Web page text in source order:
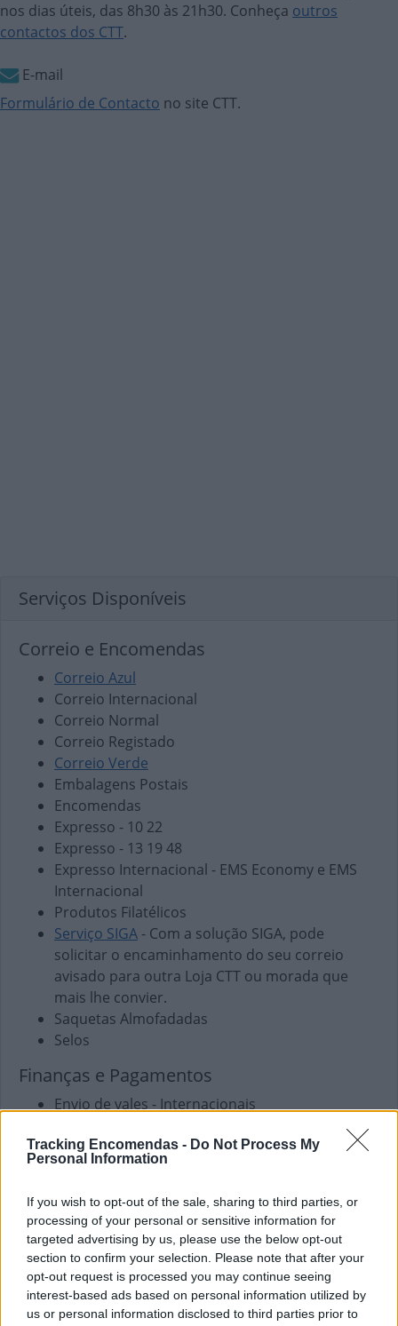
Tracking Encomendas - Do Not Process My
Personal Information
If you wish to opt-out of the sale, sharing to third parties, or
processing of your personal or sensitive information for
targeted advertising by us, please use the below opt-out
section to confirm your selection. Please note that after your
opt-out request is processed you may continue seeing
interest-based ads based on personal information utilized by
us or personal information disclosed to third parties prior to
nos dias úteis, das 8h30 às 21h30. Conheça outros
contactos dos CTT.
E-mail
Formulário de Contacto no site CTT.
Serviços Disponíveis
Correio e Encomendas
Correio Azul
Correio Internacional
Correio Normal
Correio Registado
Correio Verde
Embalagens Postais
Encomendas
Expresso - 10 22
Expresso - 13 19 48
Expresso Internacional - EMS Economy e EMS
Internacional
Produtos Filatélicos
Serviço SIGA - Com a solução SIGA, pode
solicitar o encaminhamento do seu correio
avisado para outra Loja CTT ou morada que
mais lhe convier.
Saquetas Almofadadas
Selos
Finanças e Pagamentos
Envio de vales - Internacionais
Pagamento de Coimas
Pagamento de Faturas
Pagamento de Vales
Outros Serviços
Bilhetes para Espetáculos
Carregamento de Telemóveis